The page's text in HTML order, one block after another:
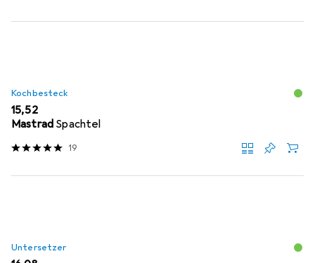
Kochbesteck
EUR
15,52
Mastrad Spachtel
19
Untersetzer